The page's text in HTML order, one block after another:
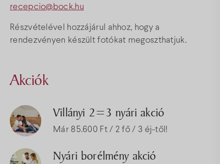
recepcio@bock.hu
Részvételével hozzájárul ahhoz, hogy a
rendezvényen készült fotókat megoszthatjuk.
Akciók
Villányi 2=3 nyári akció
Már 85.600 Ft / 2 fő / 3 éj-től!
Nyári borélmény akció